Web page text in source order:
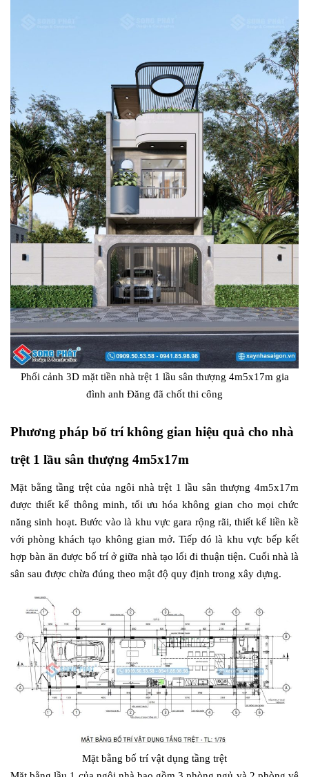
Phối cảnh 3D mặt tiền nhà trệt 1 lầu sân thượng 4m5x17m gia
đình anh Đăng đã chốt thi công
Phương pháp bố trí không gian hiệu quả cho nhà
trệt 1 lầu sân thượng 4m5x17m
Mặt bằng tầng trệt của ngôi nhà trệt 1 lầu sân thượng 4m5x17m
được thiết kế thông minh, tối ưu hóa không gian cho mọi chức
năng sinh hoạt. Bước vào là khu vực gara rộng rãi, thiết kế liền kề
với phòng khách tạo không gian mở. Tiếp đó là khu vực bếp kết
hợp bàn ăn được bố trí ở giữa nhà tạo lối đi thuận tiện. Cuối nhà là
sân sau được chừa đúng theo mật độ quy định trong xây dựng.
Mặt bằng bố trí vật dụng tầng trệt